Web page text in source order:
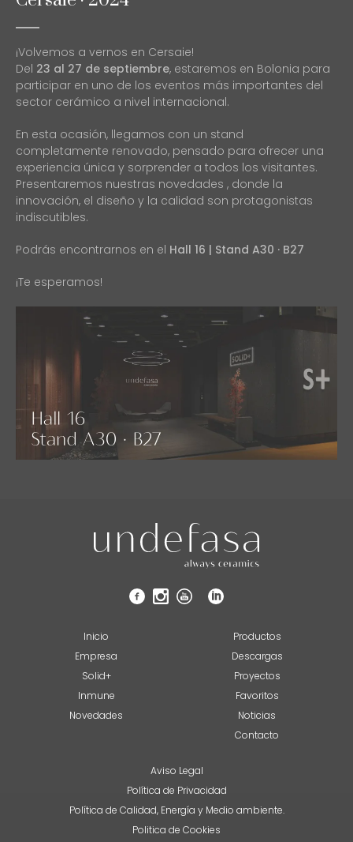
¡Volvemos a vernos en Cersaie!
Del 23 al 27 de septiembre, estaremos en Bolonia para
participar en uno de los eventos más importantes del
sector cerámico a nivel internacional.
En esta ocasión, llegamos con un stand
completamente renovado, pensado para ofrecer una
experiencia única y sorprender a todos los visitantes.
Presentaremos nuestras novedades , donde la
innovación, el diseño y la calidad son protagonistas
indiscutibles.
Podrás encontrarnos en el Hall 16 | Stand A30 · B27
¡Te esperamos!
Inicio
Empresa
Solid+
Inmune
Novedades
Productos
Descargas
Proyectos
Favoritos
Noticias
Contacto
Aviso Legal
Política de Privacidad
Política de Calidad, Energía y Medio ambiente.
Politica de Cookies